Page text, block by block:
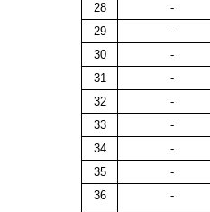
28
-
29
-
30
-
31
-
32
-
33
-
34
-
35
-
36
-